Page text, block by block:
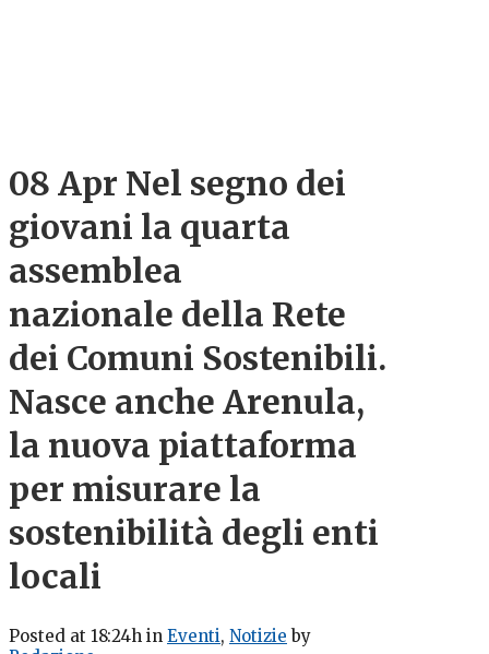
08 Apr Nel segno dei
giovani la quarta
assemblea
nazionale della Rete
dei Comuni Sostenibili.
Nasce anche Arenula,
la nuova piattaforma
per misurare la
sostenibilità degli enti
locali
Posted at 18:24h in Eventi, Notizie by